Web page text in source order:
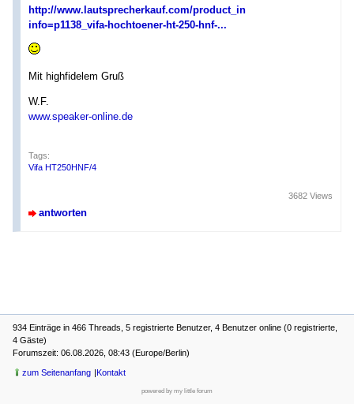
http://www.lautsprecherkauf.com/product_info.php?
info=p1138_vifa-hochtoener-ht-250-hnf-...
Mit highfidelem Gruß
W.F.
www.speaker-online.de
Tags:
Vifa HT250HNF/4
antworten
3682 Views
934 Einträge in 466 Threads, 5 registrierte Benutzer, 4 Benutzer online (0 registrierte,
4 Gäste)
Forumszeit: 06.08.2026, 08:43 (Europe/Berlin)
zum Seitenanfang Kontakt
powered by my little forum